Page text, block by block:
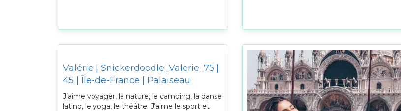
Valérie | Snickerdoodle_Valerie_75 |
45 | Île-de-France | Palaiseau
J’aime voyager, la nature, le camping, la danse
latino, le yoga, le théâtre. J’aime le sport et